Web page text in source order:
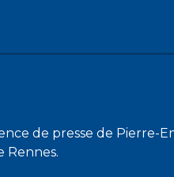
de presse de Pierre-
Rennes.